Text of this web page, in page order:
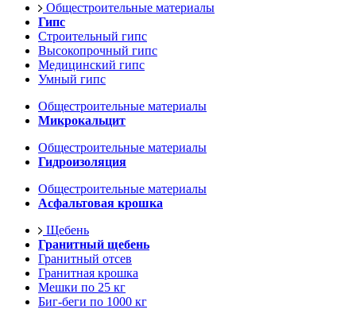
Общестроительные материалы
Гипс
Строительный гипс
Высокопрочный гипс
Медицинский гипс
Умный гипс
Общестроительные материалы
Микрокальцит
Общестроительные материалы
Гидроизоляция
Общестроительные материалы
Асфальтовая крошка
Щебень
Гранитный щебень
Гранитный отсев
Гранитная крошка
Мешки по 25 кг
Биг-беги по 1000 кг